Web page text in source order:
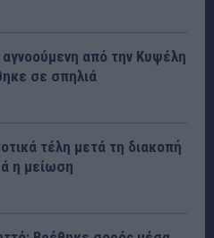
από την Κυψέλη
σε σπηλιά
τέλη μετά τη διακοπή
η μείωση